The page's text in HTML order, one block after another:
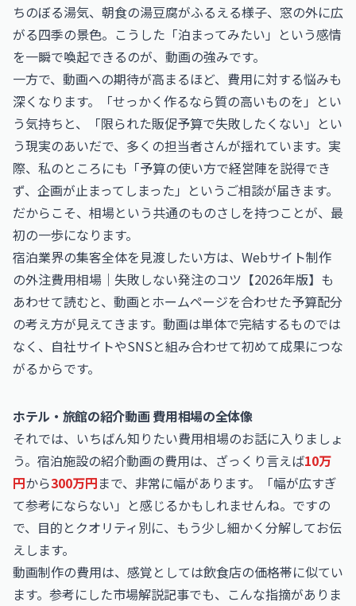
ちのぼる湯気、朝食の湯豆腐がふるえる様子、窓の外に広
がる四季の景色。こうした「泊まってみたい」という感情
を一瞬で喚起できるのが、動画の強みです。
一方で、動画への期待が高まるほど、費用に対する悩みも
深くなります。「せっかく作るなら質の高いものを」とい
う気持ちと、「限られた販促予算で失敗したくない」とい
う現実のあいだで、多くの担当者さんが揺れています。実
際、私のところにも「予算の使い方で経営陣を説得でき
ず、企画が止まってしまった」というご相談が届きます。
だからこそ、相場という共通のものさしを持つことが、最
初の一歩になります。
宿泊業界の集客全体を見渡したい方は、 Webサイト制作
の外注費用相場｜失敗しない発注のコツ【2026年版】 も
あわせて読むと、動画とホームページを合わせた予算配分
の考え方が見えてきます。動画は単体で完結するものでは
なく、自社サイトやSNSと組み合わせて初めて成果につな
がるからです。
ホテル・旅館の紹介動画 費用相場の全体像
それでは、いちばん知りたい費用相場のお話に入りましょ
う。宿泊施設の紹介動画の費用は、ざっくり言えば10万
円から300万円まで、非常に幅があります。「幅が広すぎ
て参考にならない」と感じるかもしれませんね。ですの
で、目的とクオリティ別に、もう少し細かく分解してお伝
えします。
動画制作の費用は、感覚としては飲食店の価格帯に似てい
ます。参考にした市場解説記事でも、こんな指摘がありま